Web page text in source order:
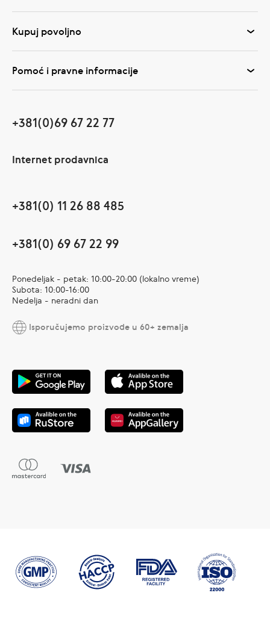
Kupuj povoljno
Pomoć i pravne informacije
+381(0)69 67 22 77
Internet prodavnica
+381(0) 11 26 88 485
+381(0) 69 67 22 99
Ponedeljak - petak: 10:00-20:00 (lokalno vreme)
Subota: 10:00-16:00
Nedelja - neradni dan
Isporučujemo proizvode u 60+ zemalja